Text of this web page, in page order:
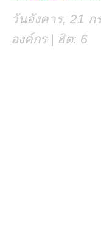
วันอังคาร, 21
องค์กร | ฮิต: 6